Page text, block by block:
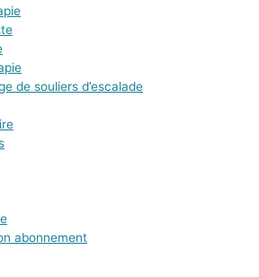
de souliers d’escalade
abonnement